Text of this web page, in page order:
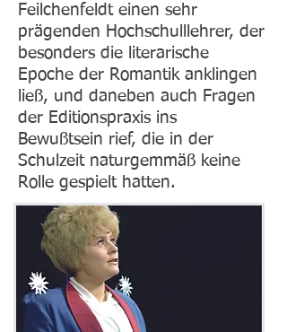
Feilchenfeldt einen sehr
prägenden Hochschulllehrer, der
besonders die literarische
Epoche der Romantik anklingen
ließ, und daneben auch Fragen
der Editionspraxis ins
Bewußtsein rief, die in der
Schulzeit naturgemmäß keine
Rolle gespielt hatten.